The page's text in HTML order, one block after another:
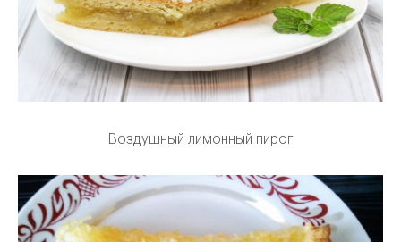
Воздушный лимонный пирог